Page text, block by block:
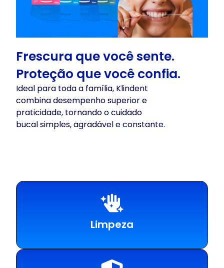
Frescura que você sente.
Proteção que você confia.
Ideal para toda a família, Klindent
combina desempenho superior e
praticidade, tornando o cuidado
bucal simples, agradável e constante.
Limpeza